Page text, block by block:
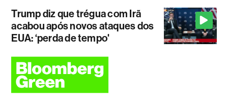
Trump diz que trégua com Irã
acabou após novos ataques dos
EUA: ‘perda de tempo'